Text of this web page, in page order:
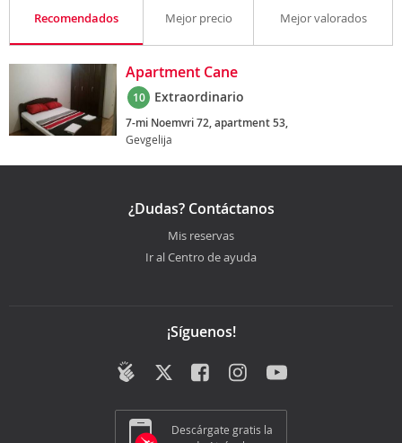
Recomendados Mejor precio Mejor valorados
Apartment Cane
10 Extraordinario
7-mi Noemvri 72, apartment 53,
Gevgelija
¿Dudas? Contáctanos
Mis reservas
Ir al Centro de ayuda
¡Síguenos!
Descárgate gratis la